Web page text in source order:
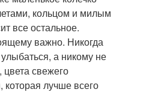
кольцом и милым
все остальное.
важно. Никогда
а никому не
цвета свежего
которая лучше всего